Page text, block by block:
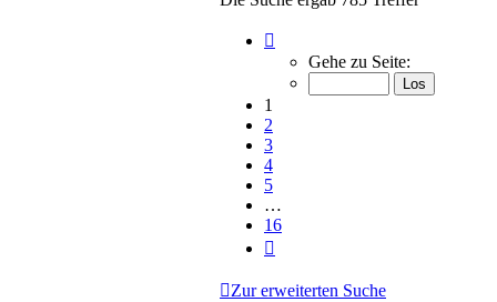
von
Gehe zu Seite:
1
2
3
4
5
…
16
Zur erweiterten Suche